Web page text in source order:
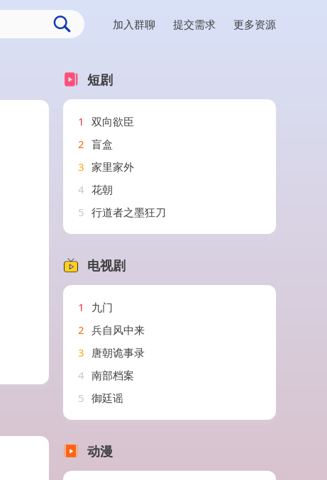
加入群聊 提交需求 更多资源
短剧
1
双向欲臣
2 盲盒
3 家里家外
4 花朝
5 行道者之墨狂刀
电视剧
1
九门
2 兵自风中来
3 唐朝诡事录
4 南部档案
5 御廷谣
动漫